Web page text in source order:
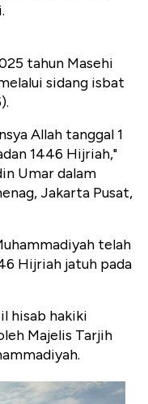
tahun Masehi
sidang isbat
Allah tanggal 1
1446 Hijriah,"
Umar dalam
Jakarta Pusat,
telah
Hijriah jatuh pada
hisab hakiki
Majelis Tarjih